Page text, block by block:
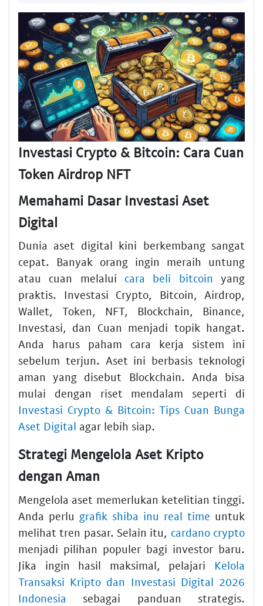
Investasi Crypto & Bitcoin: Cara Cuan
Token Airdrop NFT
Memahami Dasar Investasi Aset
Digital
Dunia aset digital kini berkembang sangat
cepat. Banyak orang ingin meraih untung
atau cuan melalui cara beli bitcoin yang
praktis. Investasi Crypto, Bitcoin, Airdrop,
Wallet, Token, NFT, Blockchain, Binance,
Investasi, dan Cuan menjadi topik hangat.
Anda harus paham cara kerja sistem ini
sebelum terjun. Aset ini berbasis teknologi
aman yang disebut Blockchain. Anda bisa
mulai dengan riset mendalam seperti di
Investasi Crypto & Bitcoin: Tips Cuan Bunga
Aset Digital agar lebih siap.
Strategi Mengelola Aset Kripto
dengan Aman
Mengelola aset memerlukan ketelitian tinggi.
Anda perlu grafik shiba inu real time untuk
melihat tren pasar. Selain itu, cardano crypto
menjadi pilihan populer bagi investor baru.
Jika ingin hasil maksimal, pelajari Kelola
Transaksi Kripto dan Investasi Digital 2026
Indonesia sebagai panduan strategis.